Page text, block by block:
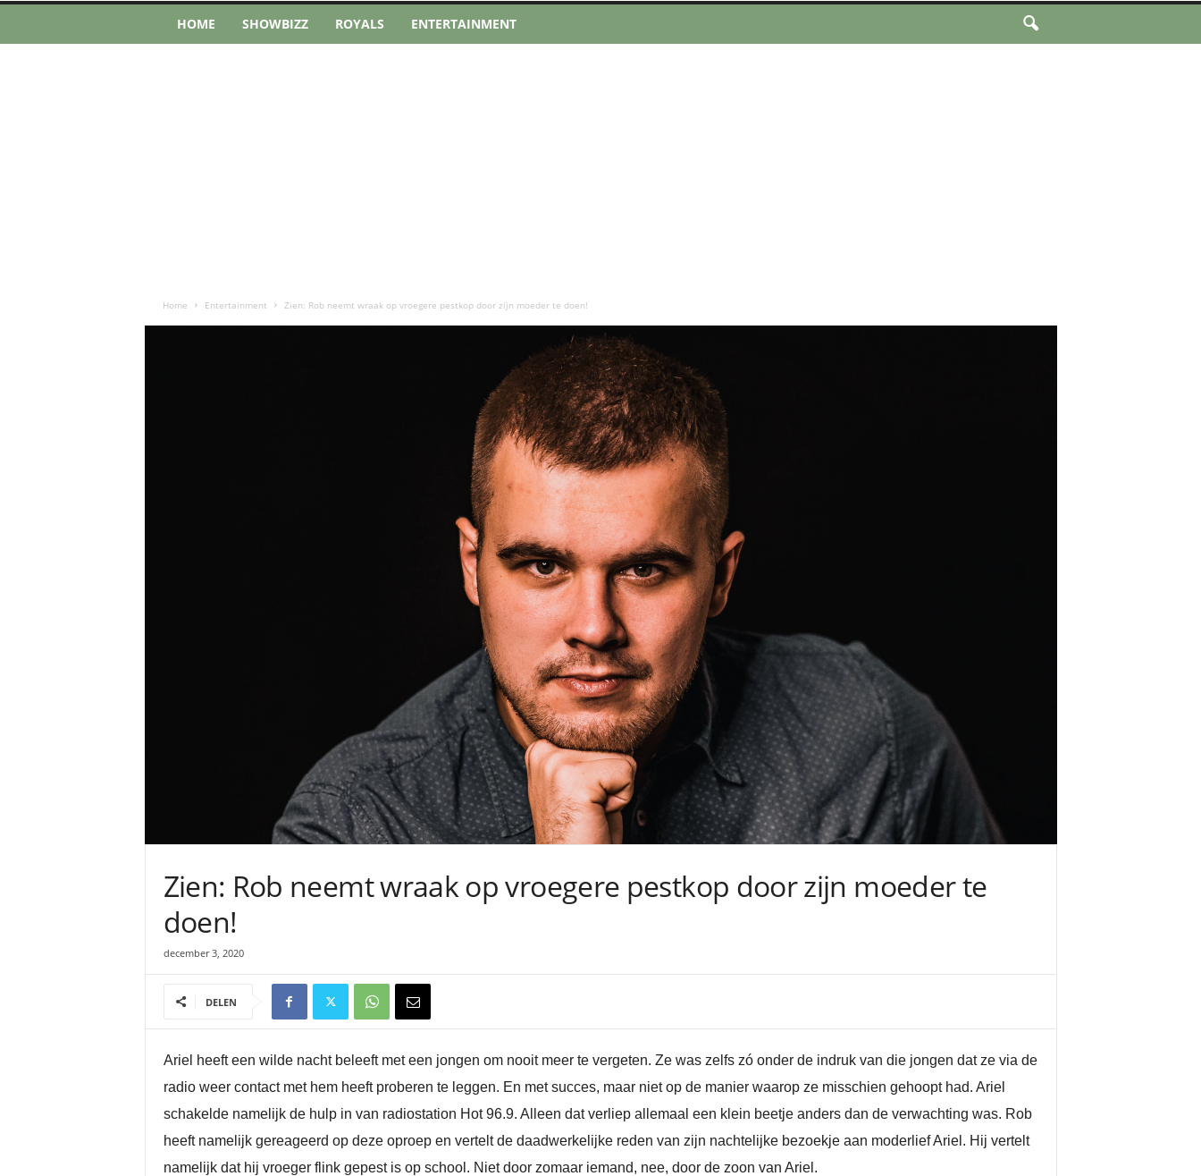
HOME SHOWBIZZ ROYALS ENTERTAINMENT
Home Entertainment Zien: Rob neemt wraak op vroegere pestkop door zijn moeder te doen!
Zien: Rob neemt wraak op vroegere pestkop door zijn moeder te
doen!
december 3, 2020
DELEN
Ariel heeft een wilde nacht beleeft met een jongen om nooit meer te vergeten. Ze was zelfs zó onder de indruk van die jongen dat ze via de
radio weer contact met hem heeft proberen te leggen. En met succes, maar niet op de manier waarop ze misschien gehoopt had. Ariel
schakelde namelijk de hulp in van radiostation Hot 96.9. Alleen dat verliep allemaal een klein beetje anders dan de verwachting was. Rob
heeft namelijk gereageerd op deze oproep en vertelt de daadwerkelijke reden van zijn nachtelijke bezoekje aan moderlief Ariel. Hij vertelt
namelijk dat hij vroeger flink gepest is op school. Niet door zomaar iemand, nee, door de zoon van Ariel.